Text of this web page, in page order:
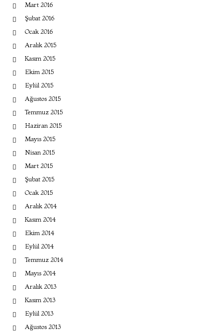
Mart 2016
Şubat 2016
Ocak 2016
Aralık 2015
Kasım 2015
Ekim 2015
Eylül 2015
Ağustos 2015
Temmuz 2015
Haziran 2015
Mayıs 2015
Nisan 2015
Mart 2015
Şubat 2015
Ocak 2015
Aralık 2014
Kasım 2014
Ekim 2014
Eylül 2014
Temmuz 2014
Mayıs 2014
Aralık 2013
Kasım 2013
Eylül 2013
Ağustos 2013